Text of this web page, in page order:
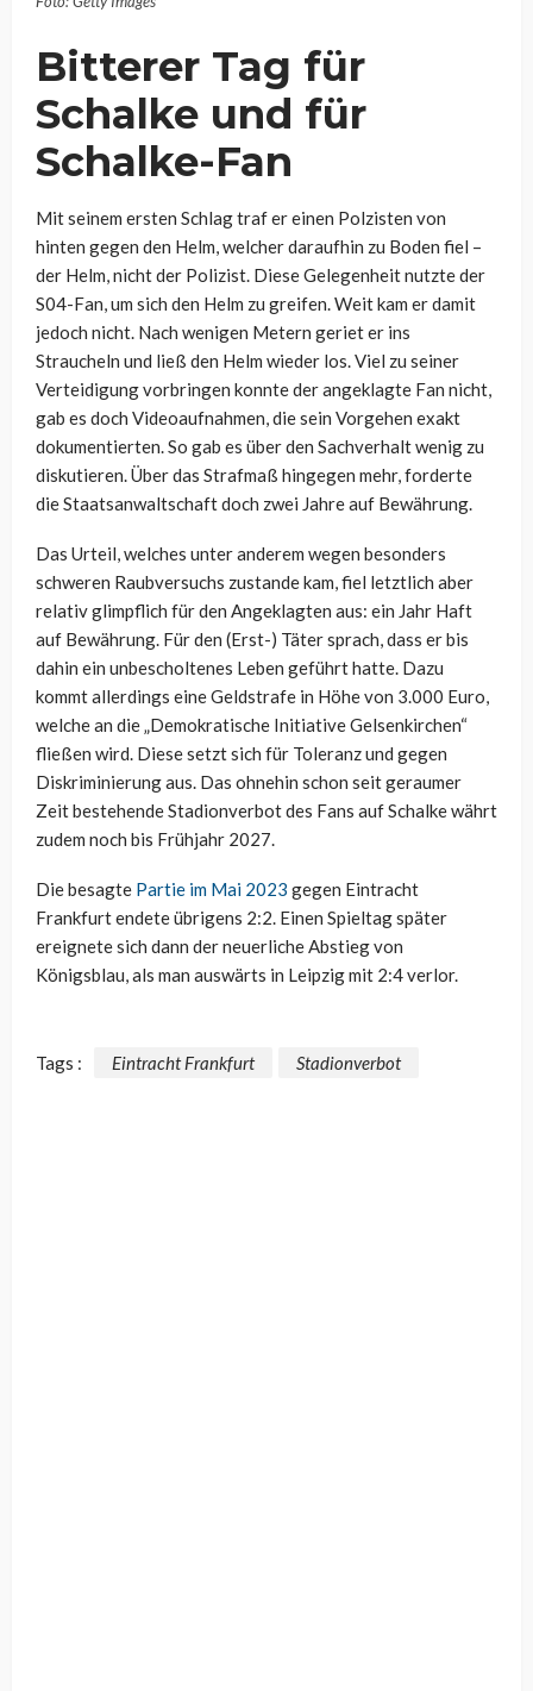
Bitterer Tag für
Schalke und für
Schalke-Fan
Mit seinem ersten Schlag traf er einen Polzisten von
hinten gegen den Helm, welcher daraufhin zu Boden fiel –
der Helm, nicht der Polizist. Diese Gelegenheit nutzte der
S04-Fan, um sich den Helm zu greifen. Weit kam er damit
jedoch nicht. Nach wenigen Metern geriet er ins
Straucheln und ließ den Helm wieder los. Viel zu seiner
Verteidigung vorbringen konnte der angeklagte Fan nicht,
gab es doch Videoaufnahmen, die sein Vorgehen exakt
dokumentierten. So gab es über den Sachverhalt wenig zu
diskutieren. Über das Strafmaß hingegen mehr, forderte
die Staatsanwaltschaft doch zwei Jahre auf Bewährung.
Das Urteil, welches unter anderem wegen besonders
schweren Raubversuchs zustande kam, fiel letztlich aber
relativ glimpflich für den Angeklagten aus: ein Jahr Haft
auf Bewährung. Für den (Erst-) Täter sprach, dass er bis
dahin ein unbescholtenes Leben geführt hatte. Dazu
kommt allerdings eine Geldstrafe in Höhe von 3.000 Euro,
welche an die „Demokratische Initiative Gelsenkirchen“
fließen wird. Diese setzt sich für Toleranz und gegen
Diskriminierung aus. Das ohnehin schon seit geraumer
Zeit bestehende Stadionverbot des Fans auf Schalke währt
zudem noch bis Frühjahr 2027.
Die besagte Partie im Mai 2023 gegen Eintracht
Frankfurt endete übrigens 2:2. Einen Spieltag später
ereignete sich dann der neuerliche Abstieg von
Königsblau, als man auswärts in Leipzig mit 2:4 verlor.
Tags : Eintracht Frankfurt Stadionverbot